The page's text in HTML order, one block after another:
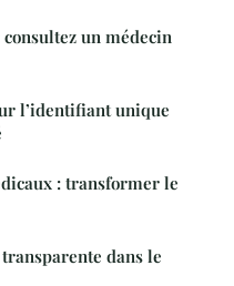
un médecin
l’identifiant unique
: transformer le
dans le